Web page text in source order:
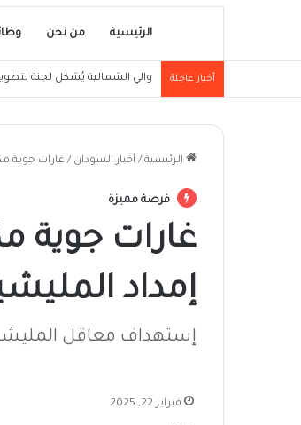
الرئيسية من نحن
أخبار عاجلة والي الشمالية يُشكل لجنة
الرئيسية / أخبار السودان / غارات جوية
فرصة مميزة
غارات جوية
إمداد
إستهداف معاقل
فبراير 22, 2025